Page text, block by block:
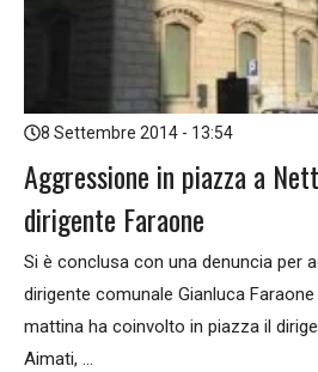
8 Settembre 2014 - 13:54
Aggressione in piazza a
dirigente Faraone
Si è conclusa con una denuncia per
dirigente comunale Gianluca
mattina ha coinvolto in piazza il
Aimati, ...